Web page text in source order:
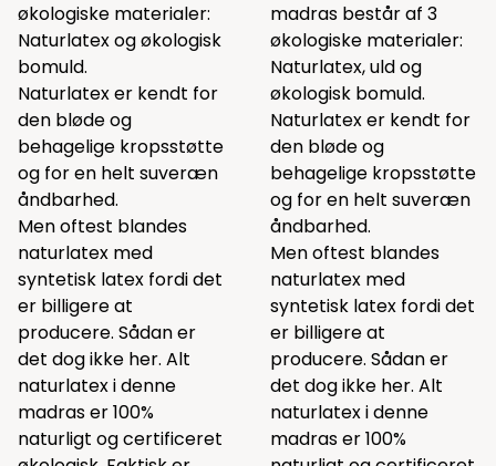
økologiske materialer:
Naturlatex og økologisk
bomuld.
Naturlatex er kendt for
den bløde og
behagelige kropsstøtte
og for en helt suveræn
åndbarhed.
Men oftest blandes
naturlatex med
syntetisk latex fordi det
er billigere at
producere. Sådan er
det dog ikke her. Alt
naturlatex i denne
madras er 100%
naturligt og certificeret
madras består af 3
økologiske materialer:
Naturlatex, uld og
økologisk bomuld.
Naturlatex er kendt for
den bløde og
behagelige kropsstøtte
og for en helt suveræn
åndbarhed.
Men oftest blandes
naturlatex med
syntetisk latex fordi det
er billigere at
producere. Sådan er
det dog ikke her. Alt
naturlatex i denne
madras er 100%